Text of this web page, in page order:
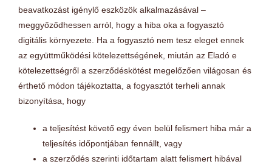
beavatkozást igénylő eszközök alkalmazásával –
meggyőződhessen arról, hogy a hiba oka a fogyasztó
digitális környezete. Ha a fogyasztó nem tesz eleget ennek
az együttműködési kötelezettségének, miután az Eladó e
kötelezettségről a szerződéskötést megelőzően világosan és
érthető módon tájékoztatta, a fogyasztót terheli annak
bizonyítása, hogy
a teljesítést követő egy éven belül felismert hiba már a
teljesítés időpontjában fennállt, vagy
a szerződés szerinti időtartam alatt felismert hibával